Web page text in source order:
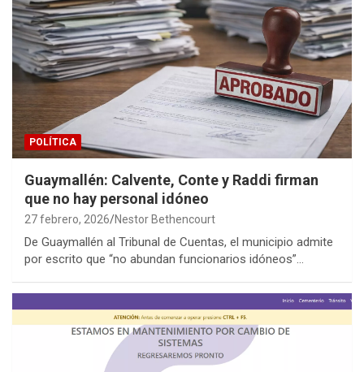
POLÍTICA
Guaymallén: Calvente, Conte y Raddi firman
que no hay personal idóneo
27 febrero, 2026 Nestor Bethencourt
De Guaymallén al Tribunal de Cuentas, el municipio admite
por escrito que “no abundan funcionarios idóneos”…